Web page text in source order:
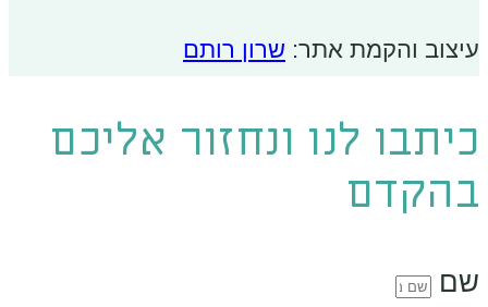
עיצוב והקמת אתר: שרון רותם
כיתבו לנו ונחזור אליכם
בהקדם
שם